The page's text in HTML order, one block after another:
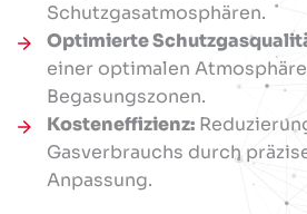
Schutzgasatmosphären.
Optimierte
einer optimalen
Begasungszonen.
Kosteneffizienz:
Gasverbrauchs durch
Anpassung.